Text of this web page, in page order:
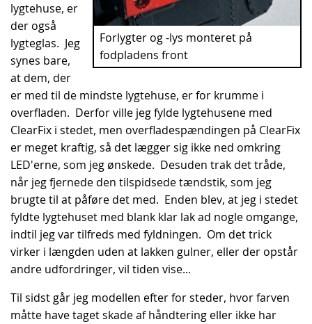
Forlygter og -lys monteret på
fodpladens front
lygtehuse, er
der også
lygteglas. Jeg
synes bare,
at dem, der
er med til de mindste lygtehuse, er for krumme i
overfladen. Derfor ville jeg fylde lygtehusene med
ClearFix i stedet, men overfladespændingen på ClearFix
er meget kraftig, så det lægger sig ikke ned omkring
LED'erne, som jeg ønskede. Desuden trak det tråde,
når jeg fjernede den tilspidsede tændstik, som jeg
brugte til at påføre det med. Enden blev, at jeg i stedet
fyldte lygtehuset med blank klar lak ad nogle omgange,
indtil jeg var tilfreds med fyldningen. Om det trick
virker i længden uden at lakken gulner, eller der opstår
andre udfordringer, vil tiden vise...
Til sidst går jeg modellen efter for steder, hvor farven
måtte have taget skade af håndtering eller ikke har